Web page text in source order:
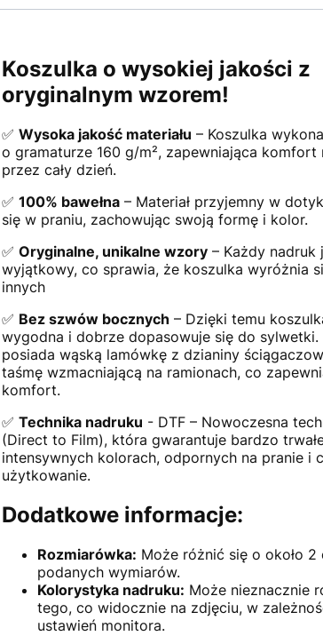
Koszulka o wysokiej jakości z
oryginalnym wzorem!
✅Wysoka jakość materiału – Koszulka
o gramaturze 160 g/m², zapewniająca komfort
przez cały dzień.
✅100% bawełna – Materiał przyjemny w
się w praniu, zachowując swoją formę i kolor.
✅Oryginalne, unikalne wzory – Każdy nadruk
wyjątkowy, co sprawia, że koszulka wyróżnia
innych
✅ Bez szwów bocznych – Dzięki temu
wygodna i dobrze dopasowuje się do
posiada wąską lamówkę z dzianiny
taśmę wzmacniającą na ramionach, co
komfort.
✅Technika nadruku - DTF – Nowoczesna
(Direct to Film), która gwarantuje bardzo
intensywnych kolorach, odpornych na pranie i
użytkowanie.
Dodatkowe informacje:
Rozmiarówka: Może różnić się o około 2
podanych wymiarów.
Kolorystyka nadruku: Może nieznacznie
tego, co widocznie na zdjęciu, w
ustawień monitora.